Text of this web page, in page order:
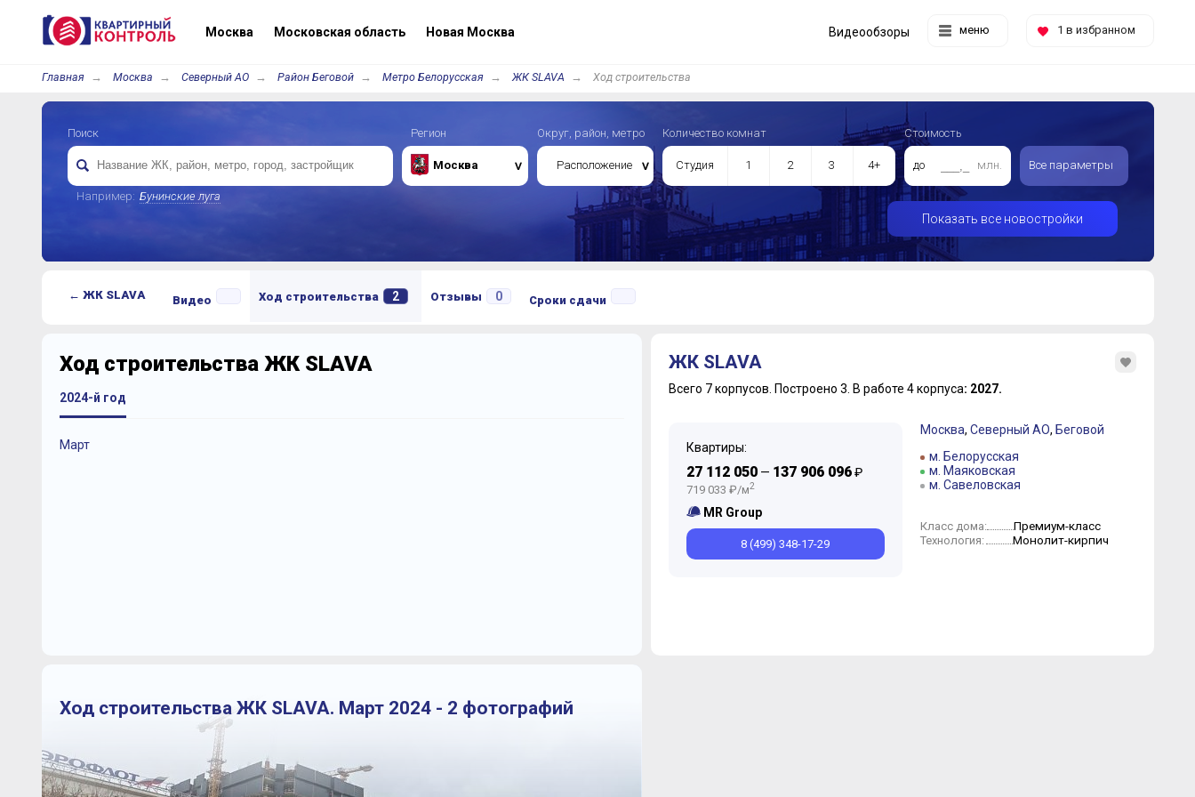
Москва Московская область Новая Москва меню 1 в избранном
Видеообзоры
Главная Москва Северный АО Район Беговой Метро Белорусская ЖК SLAVA Ход строительства
Поиск
Например: Бунинские луга
Регион
Москва
Округ, район, метро
Расположение
Количество комнат
Студия 1 2 3 4+
Стоимость
до млн. Все параметры
Показать все новостройки
← ЖК SLAVA Видео Ход строительства 2 Отзывы 0 Сроки сдачи
Ход строительства ЖК SLAVA
2024-й год
Март
Ход строительства ЖК SLAVA. Март 2024 - 2 фотографий
ЖК SLAVA
Всего 7 корпусов. Построено 3. В работе 4 корпуса: 2027.
Квартиры:
27 112 050— 137 906 096₽
719 033 ₽/м2
MR Group
8 (499) 348-17-29
Москва, Северный АО, Беговой
м. Белорусская
м. Маяковская
м. Савеловская
Класс дома: Премиум-класс
Технология: Монолит-кирпич